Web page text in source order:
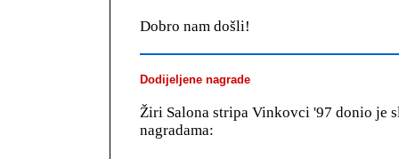
Dobro nam došli!
Dodijeljene nagrade
Žiri Salona stripa Vinkovci '97 donio je
nagradama: